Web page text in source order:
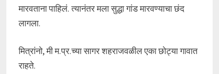
मारवताना पाहिलं. त्यानंतर मला सुद्धा गांड मारवण्याचा छंद
लागला.
मित्रांनो, मी म.प्र.च्या सागर शहराजवळील एका छोट्या गावात
राहते.